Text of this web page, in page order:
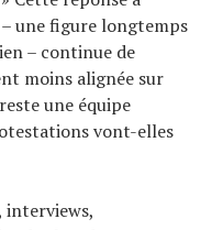
– une figure longtemps
– continue de
moins alignée sur
une équipe
vont-elles
interviews,